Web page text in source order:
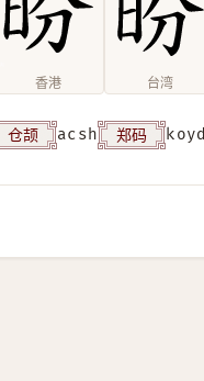
香港 台湾
仓颉 acsh 郑码 koyd